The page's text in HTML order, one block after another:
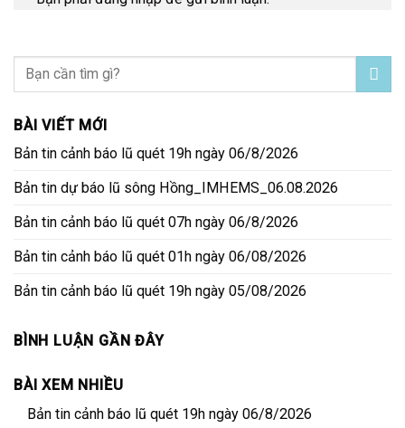
BÀI VIẾT MỚI
Bản tin cảnh báo lũ quét 19h ngày 06/8/2026
Bản tin dự báo lũ sông Hồng_IMHEMS_06.08.2026
Bản tin cảnh báo lũ quét 07h ngày 06/8/2026
Bản tin cảnh báo lũ quét 01h ngày 06/08/2026
Bản tin cảnh báo lũ quét 19h ngày 05/08/2026
BÌNH LUẬN GẦN ĐÂY
BÀI XEM NHIỀU
Bản tin cảnh báo lũ quét 19h ngày 06/8/2026